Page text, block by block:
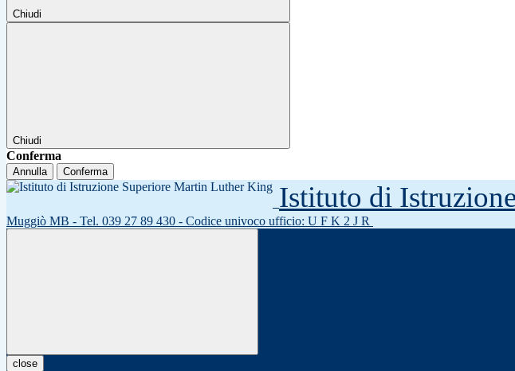
Chiudi
Chiudi
Conferma
Annulla Conferma
Istituto di
Muggiò MB - Tel. 039 27 89 430 - Codice univoco ufficio: U F K 2 J R
close